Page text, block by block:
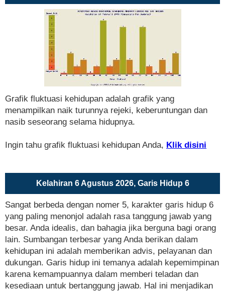
Grafik fluktuasi kehidupan adalah grafik yang
menampilkan naik turunnya rejeki, keberuntungan dan
nasib seseorang selama hidupnya.
Ingin tahu grafik fluktuasi kehidupan Anda, Klik disini
Kelahiran 6 Agustus 2026, Garis Hidup 6
Sangat berbeda dengan nomer 5, karakter garis hidup 6
yang paling menonjol adalah rasa tanggung jawab yang
besar. Anda idealis, dan bahagia jika berguna bagi orang
lain. Sumbangan terbesar yang Anda berikan dalam
kehidupan ini adalah memberikan advis, pelayanan dan
dukungan. Garis hidup ini temanya adalah kepemimpinan
karena kemampuannya dalam memberi teladan dan
kesediaan untuk bertanggung jawab. Hal ini menjadikan